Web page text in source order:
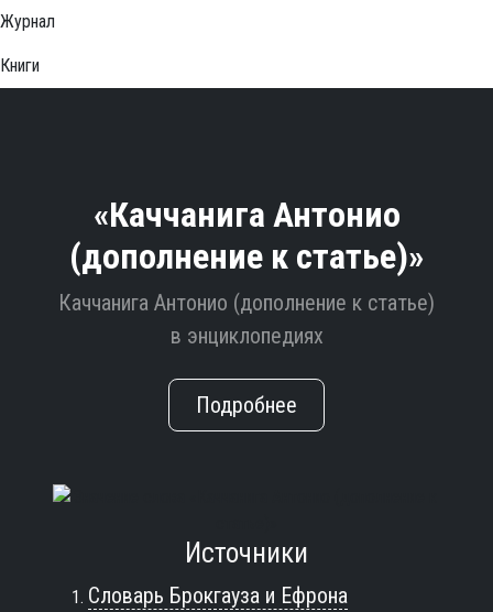
Журнал
Книги
«Каччанига Антонио
(дополнение к статье)»
Каччанига Антонио (дополнение к статье)
в энциклопедиях
Подробнее
Источники
Словарь Брокгауза и Ефрона